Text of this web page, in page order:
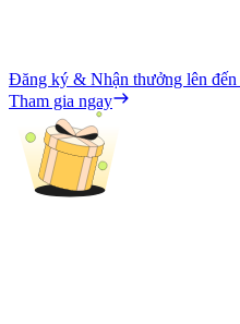
Đăng ký & Nhận thưởng lên đến
Tham gia ngay